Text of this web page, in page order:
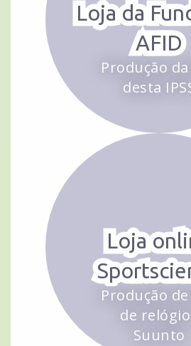
Loja da
AFID
Produção
desta
Loja
Produção
de
Suunto